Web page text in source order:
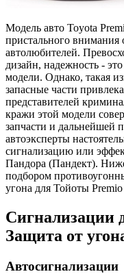
Модель авто Toyota
пристального внимания
автолюбителей.
дизайн, надежность -
модели. Однако, такая
запасные части
представителей
кражи этой модели
запчасти и дальнейшей
автоэксперты
сигнализацию или
Пандора (Пандект).
подбором
угона для Тойоты
Сигнализации
Защита от
Автосигнализации